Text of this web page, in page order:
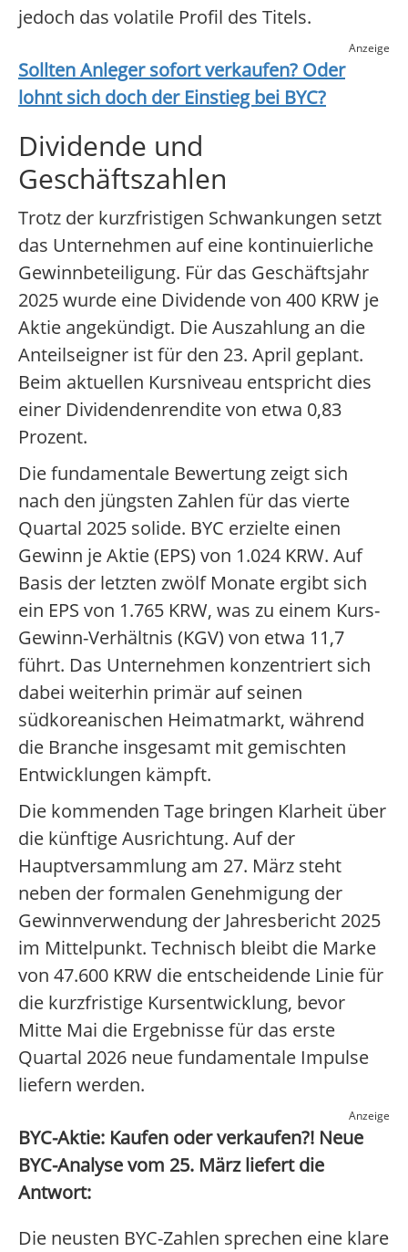
jedoch das volatile Profil des Titels.
Anzeige
Sollten Anleger sofort verkaufen? Oder
lohnt sich doch der Einstieg bei BYC?
Dividende und
Geschäftszahlen
Trotz der kurzfristigen Schwankungen setzt
das Unternehmen auf eine kontinuierliche
Gewinnbeteiligung. Für das Geschäftsjahr
2025 wurde eine Dividende von 400 KRW je
Aktie angekündigt. Die Auszahlung an die
Anteilseigner ist für den 23. April geplant.
Beim aktuellen Kursniveau entspricht dies
einer Dividendenrendite von etwa 0,83
Prozent.
Die fundamentale Bewertung zeigt sich
nach den jüngsten Zahlen für das vierte
Quartal 2025 solide. BYC erzielte einen
Gewinn je Aktie (EPS) von 1.024 KRW. Auf
Basis der letzten zwölf Monate ergibt sich
ein EPS von 1.765 KRW, was zu einem Kurs-
Gewinn-Verhältnis (KGV) von etwa 11,7
führt. Das Unternehmen konzentriert sich
dabei weiterhin primär auf seinen
südkoreanischen Heimatmarkt, während
die Branche insgesamt mit gemischten
Entwicklungen kämpft.
Die kommenden Tage bringen Klarheit über
die künftige Ausrichtung. Auf der
Hauptversammlung am 27. März steht
neben der formalen Genehmigung der
Gewinnverwendung der Jahresbericht 2025
im Mittelpunkt. Technisch bleibt die Marke
von 47.600 KRW die entscheidende Linie für
die kurzfristige Kursentwicklung, bevor
Mitte Mai die Ergebnisse für das erste
Quartal 2026 neue fundamentale Impulse
liefern werden.
Anzeige
BYC-Aktie: Kaufen oder verkaufen?! Neue
BYC-Analyse vom 25. März liefert die
Antwort:
Die neusten BYC-Zahlen sprechen eine klare